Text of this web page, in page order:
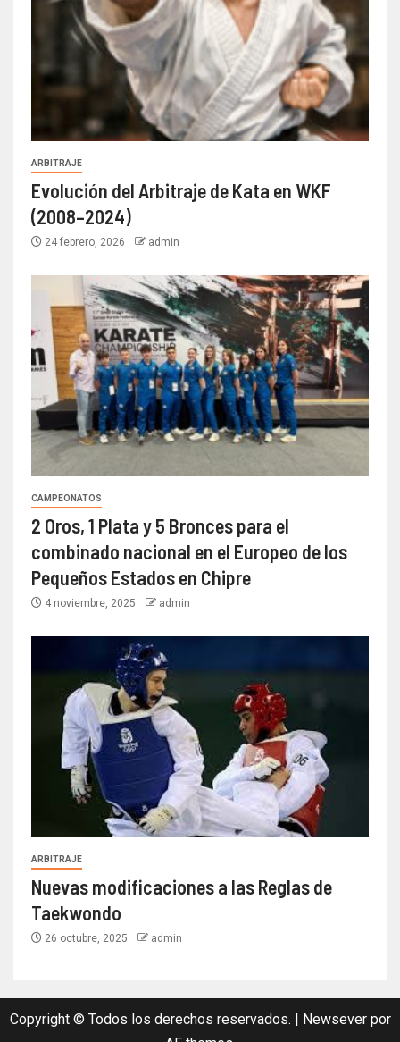
ARBITRAJE
Evolución del Arbitraje de Kata en WKF
(2008–2024)
24 febrero, 2026 admin
CAMPEONATOS
2 Oros, 1 Plata y 5 Bronces para el
combinado nacional en el Europeo de los
Pequeños Estados en Chipre
4 noviembre, 2025 admin
ARBITRAJE
Nuevas modificaciones a las Reglas de
Taekwondo
26 octubre, 2025 admin
Copyright © Todos los derechos reservados. | Newseverpor